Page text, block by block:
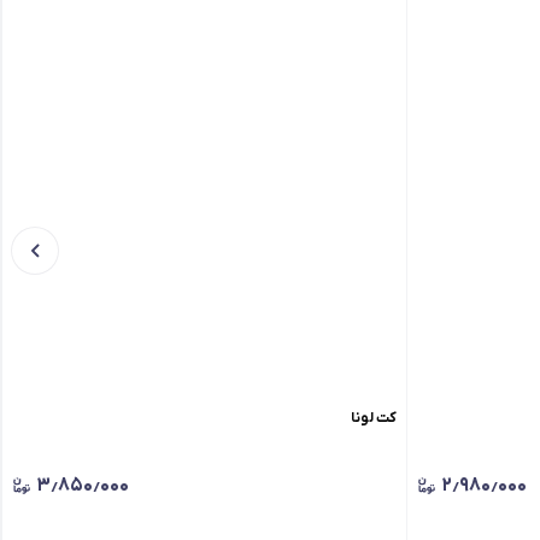
۲٫۹۸۰٫۰۰۰
کت لونا
۳٫۸۵۰٫۰۰۰